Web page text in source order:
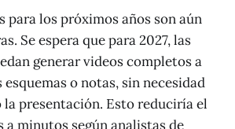
para los próximos años son aún
Se espera que para 2027, las
generar videos completos a
o notas, sin necesidad
presentación. Esto reduciría el
a minutos según analistas de